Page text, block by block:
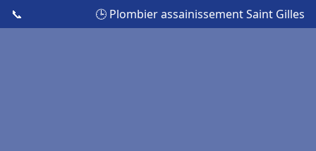
📞 🕒 Plombier assainissement Saint Gilles